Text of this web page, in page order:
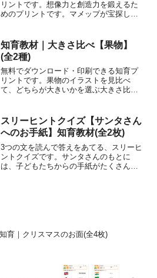
リントです。想像力と創造力を鍛えるた
めのプリントです。マメップが宝探しの
のか...自由な発想で絵を描きましょう。
楽しく取り組めたら、...
知育教材｜大きさ比べ【果物】
(全2種)
無料でダウンロード・印刷できる知育プ
リントです。果物のイラストを見比べ
て、どちらが大きいかを選ぶ大きさ比べ
ノクロ印刷ダウンロード【大きさ比べ】
果物1まとめてダウンロード...
スリーヒントクイズ【サンタさん
へのお手紙】知育教材(全2枚)
3つの文を読んで答えをあてる、スリーヒ
ントクイズです。サンタさんのもとに
は、子どもたちからの手紙がたくさん届
知育｜クリスマスのお面(全4枚)